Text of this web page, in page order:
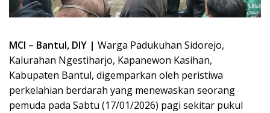
MCI – Bantul, DIY | Warga Padukuhan Sidorejo,
Kalurahan Ngestiharjo, Kapanewon Kasihan,
Kabupaten Bantul, digemparkan oleh peristiwa
perkelahian berdarah yang menewaskan seorang
pemuda pada Sabtu (17/01/2026) pagi sekitar pukul